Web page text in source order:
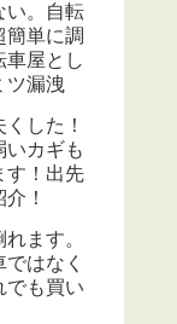
い。自転
簡単に調
車屋とし
ツ漏洩
した！
いカギも
す！出先
！
ます。
はなく
でも買い